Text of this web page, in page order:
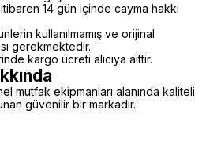
14 gün içinde cayma hakkı
kullanılmamış ve orijinal
gerekmektedir.
kargo ücreti alıcıya aittir.
mutfak ekipmanları alanında kaliteli
güvenilir bir markadır.